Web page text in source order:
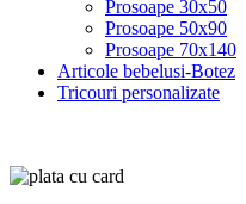
Prosoape 30x50
Prosoape 50x90
Prosoape 70x140
Articole bebelusi-Botez
Tricouri personalizate